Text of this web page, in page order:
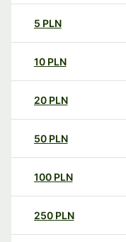
5 PLN
10 PLN
20 PLN
50 PLN
100 PLN
250 PLN